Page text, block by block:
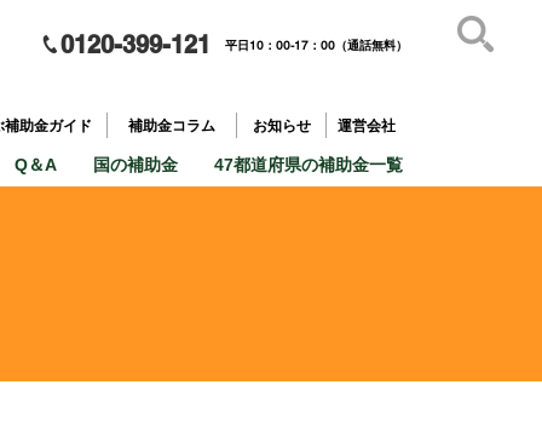
0120-399-121 平日10：00-17：00（通話無料）
助金ガイド 補助金コラム お知らせ 運営会社
Q＆A 国の補助金 47都道府県の補助金一覧